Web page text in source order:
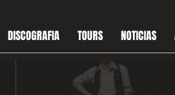
DISCOGRAFIA TOURS NOTICIAS